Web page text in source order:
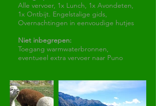
Alle vervoer, 1x Lunch, 1x Avondeten,
1x Ontbijt. Engelstalige gids,
Overnachtingen in eenvoudige hutjes
Niet inbegrepen:
Toegang warmwaterbronnen,
eventueel extra vervoer naar Puno